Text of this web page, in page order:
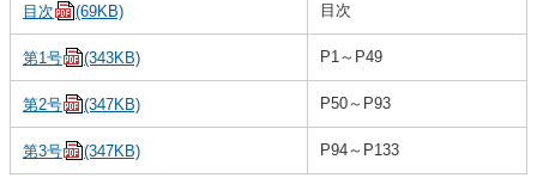
目次 (69KB) 目次
第1号 (343KB) P1～P49
第2号 (347KB) P50～P93
第3号 (347KB) P94～P133